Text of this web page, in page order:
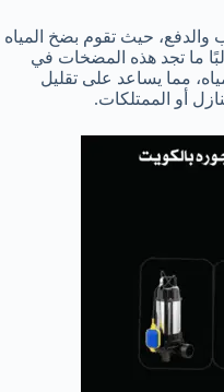
حيث تقوم بضخ المياه
ما تجد هذه المضخات في
مما يساعد على تقليل
أو الممتلكات.